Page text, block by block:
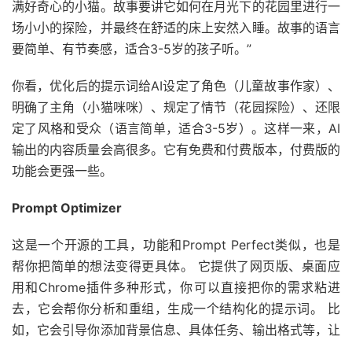
满好奇心的小猫。故事要讲它如何在月光下的花园里进行一
场小小的探险，并最终在舒适的床上安然入睡。故事的语言
要简单、有节奏感，适合3-5岁的孩子听。”
你看，优化后的提示词给AI设定了角色（儿童故事作家）、
明确了主角（小猫咪咪）、规定了情节（花园探险）、还限
定了风格和受众（语言简单，适合3-5岁）。这样一来，AI
输出的内容质量会高很多。它有免费和付费版本，付费版的
功能会更强一些。
Prompt Optimizer
这是一个开源的工具，功能和Prompt Perfect类似，也是
帮你把简单的想法变得更具体。 它提供了网页版、桌面应
用和Chrome插件多种形式，你可以直接把你的需求粘进
去，它会帮你分析和重组，生成一个结构化的提示词。 比
如，它会引导你添加背景信息、具体任务、输出格式等，让